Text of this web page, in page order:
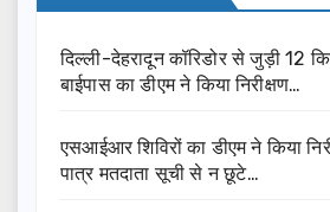
दिल्ली-देहरादून कॉरिडोर से जुड़ी 12
बाईपास का डीएम ने किया निरीक्षण…
एसआईआर शिविरों का डीएम ने किया
पात्र मतदाता सूची से न छूटे…